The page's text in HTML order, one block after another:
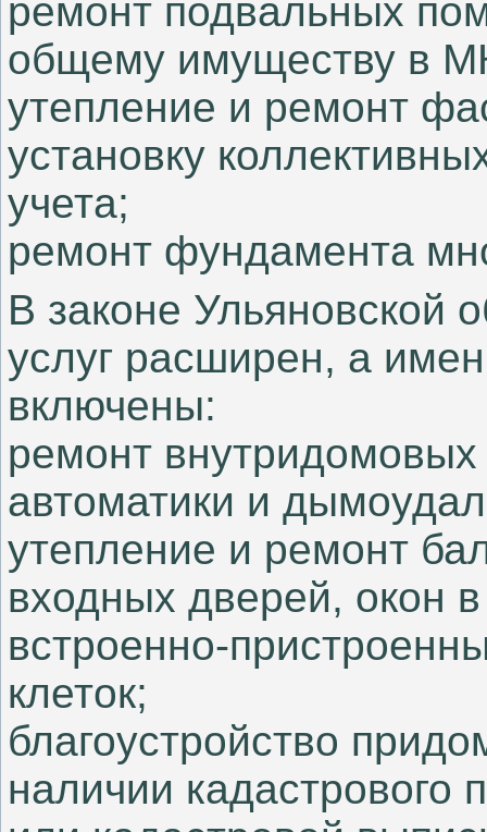
ремонт подвальных
общему имуществу в
утепление и ремонт
установку
учета;
ремонт фундамента
В законе Ульяновской
услуг расширен, а
включены:
ремонт
автоматики и
утепление и ремонт
входных дверей, окон
встроенно-
клеток;
благоустройство
наличии кадастрового